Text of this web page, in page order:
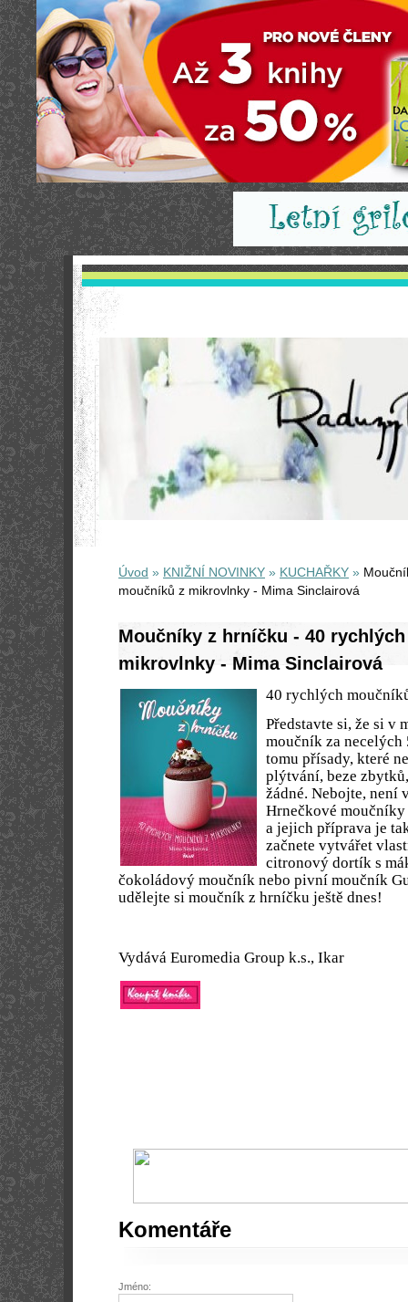
Úvod » KNIŽNÍ NOVINKY » KUCHAŘKY »
moučníků z mikrovlnky - Mima Sinclairová
Moučníky z hrníčku - 40
mikrovlnky - Mima Sinclairová
40 rychlých
Představte si, že si v
moučník za
tomu přísady, které
plýtvání, beze
žádné. Nebojte, není
Hrnečkové
a jejich příprava je
začnete vytvářet
citronový dortík s
čokoládový moučník nebo pivní moučník
udělejte si moučník z hrníčku ještě dnes!
Vydává Euromedia Group k.s., Ikar
Komentáře
Jméno: